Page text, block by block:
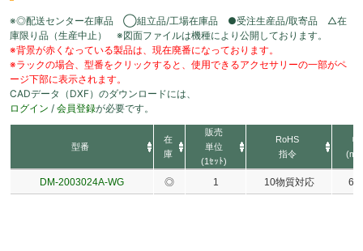
※◎配送センター在庫品 ◯組立品/工場在庫品 ●受注生産品/取寄品 △在
庫限り品（生産中止） ※図面ファイルは機種により公開しております。
※背景が赤くなっている製品は、現在廃番になっております。
※ラックの場合、型番をクリックすると、使用できるアクセサリーの一部がペ
ージ下部に表示されます。
CADデータ（DXF）のダウンロードには、
ログイン / 会員登録が必要です。
型番
在
庫
販売
単位
(1ｾｯﾄ)
RoHS
指令
幅
DM-2003024A-WG ◎ 1 10物質対応